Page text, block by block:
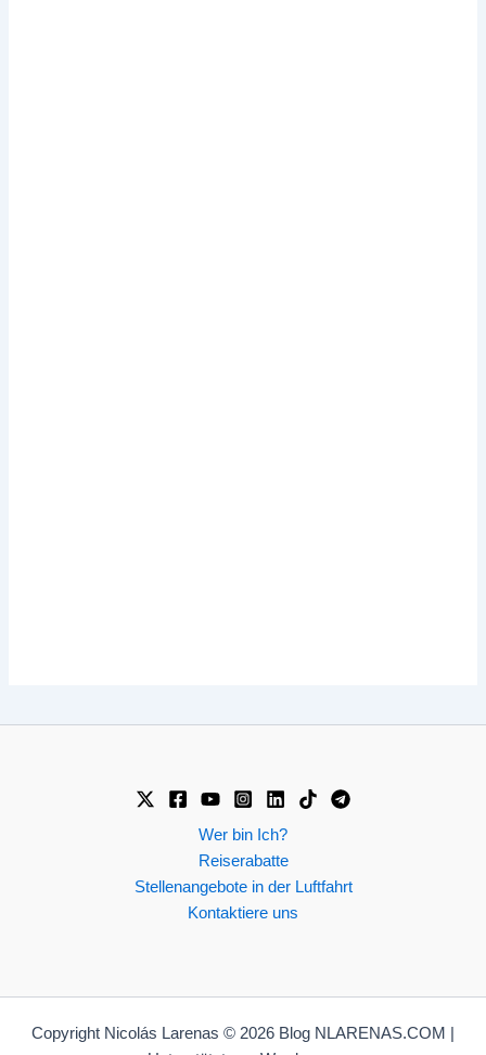
Wer bin Ich?
Reiserabatte
Stellenangebote in der Luftfahrt
Kontaktiere uns
Copyright Nicolás Larenas © 2026 Blog NLARENAS.COM |